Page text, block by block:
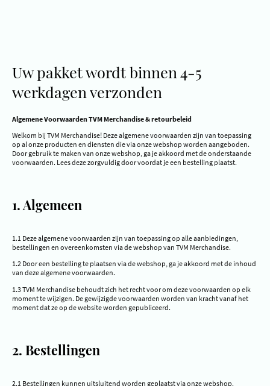
Uw pakket wordt binnen 4-5
werkdagen verzonden
Algemene Voorwaarden TVM Merchandise & retourbeleid
Welkom bij TVM Merchandise! Deze algemene voorwaarden zijn van toepassing
op al onze producten en diensten die via onze webshop worden aangeboden.
Door gebruik te maken van onze webshop, ga je akkoord met de onderstaande
voorwaarden. Lees deze zorgvuldig door voordat je een bestelling plaatst.
1. Algemeen
1.1 Deze algemene voorwaarden zijn van toepassing op alle aanbiedingen,
bestellingen en overeenkomsten via de webshop van TVM Merchandise.
1.2 Door een bestelling te plaatsen via de webshop, ga je akkoord met de inhoud
van deze algemene voorwaarden.
1.3 TVM Merchandise behoudt zich het recht voor om deze voorwaarden op elk
moment te wijzigen. De gewijzigde voorwaarden worden van kracht vanaf het
moment dat ze op de website worden gepubliceerd.
2. Bestellingen
2.1 Bestellingen kunnen uitsluitend worden geplaatst via onze webshop.